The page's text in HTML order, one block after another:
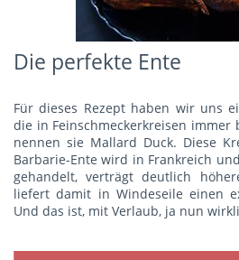
Die perfekte Ente
Für dieses Rezept haben wir uns
die in Feinschmeckerkreisen
nennen sie Mallard Duck. Diese
Barbarie-Ente wird in Frankreich
gehandelt, verträgt deutlich
liefert damit in Windeseile einen
Und das ist, mit Verlaub, ja nun